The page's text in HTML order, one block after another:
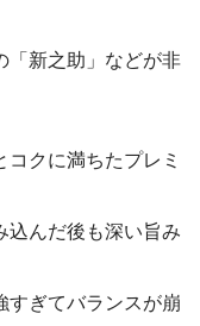
「新之助」などが非
クに満ちたプレミ
込んだ後も深い旨み
すぎてバランスが崩